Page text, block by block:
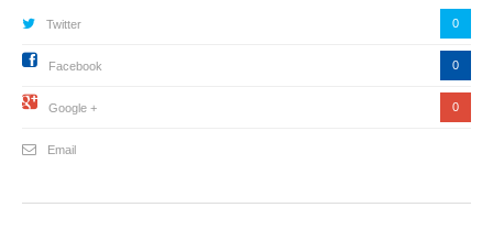
Twitter 0
Facebook 0
Google + 0
Email